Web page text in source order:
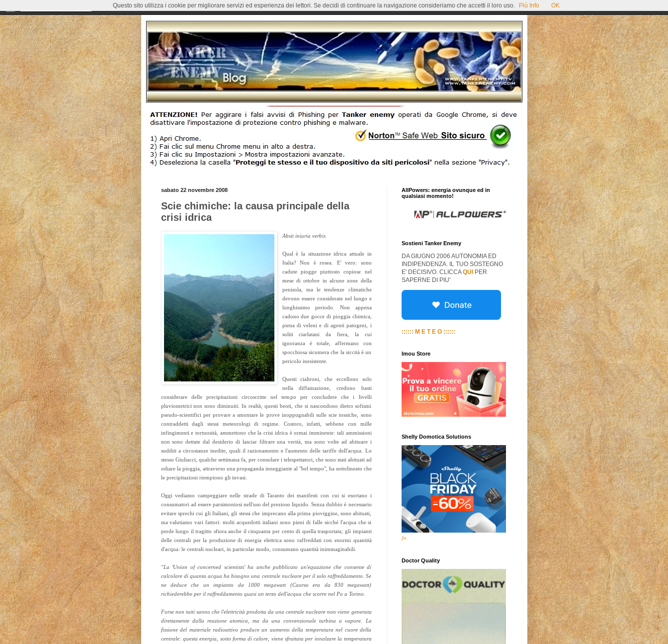
sabato 22 novembre 2008
Scie chimiche: la causa principale della
crisi idrica
Absit iniuria verbis
Qual è la situazione idrica attuale in
Italia? Non è rosea. E' vero: sono
cadute piogge piuttosto copiose nel
mese di ottobre in alcune zone della
penisola, ma le tendenze climatiche
devono essere considerate nel lungo e
lunghissimo periodo. Non appena
cadono due gocce di pioggia chimica,
piena di veleni e di agenti patogeni, i
soliti ciarlatani da fiera, la cui
ignoranza è totale, affermano con
spocchiosa sicumera che la siccità è un
pericolo inesistente.
Questi cialtroni, che eccellono solo
nella diffamazione, credono basti
considerare delle precipitazioni circoscritte nel tempo per concludere che i livelli
pluviometrici non sono diminuiti. In realtà, questi beoti, che si nascondono dietro sofismi
pseudo-scientifici per provare a smontare le prove inoppugnabili sulle scie tossiche, sono
contraddetti dagli stessi meteorologi di regime. Costoro, infatti, sebbene con mille
infingimenti e tortuosità, ammettono che la crisi idrica è ormai imminente: tali ammissioni
non sono dettate dal desiderio di lasciar filtrare una verità, ma sono volte ad abituare i
sudditi a circostanze inedite, quali il razionamento e l'aumento delle tariffe dell'acqua. Lo
stesso Giuliacci, qualche settimana fa, per consolare i telespettatori, che sono stati abituati ad
odiare la pioggia, attraverso una propaganda inneggiante al "bel tempo", ha sottolineato che
le precipitazioni riempiono gli invasi.
Oggi vediamo campeggiare nelle strade di Taranto dei manifesti con cui si esortano i
consumatori ad essere parsimoniosi nell'uso del prezioso liquido. Senza dubbio è necessario
evitare sprechi cui gli Italiani, gli stessi che imprecano alla prima pioviggine, sono abituati,
ma valutiamo vari fattori: molti acquedotti italiani sono pieni di falle sicché l'acqua che si
perde lungo il tragitto sfiora anche il cinquanta per cento di quella trasportata; gli impianti
delle centrali per la produzione di energia elettrica sono raffreddati con enormi quantità
d'acqua: le centrali nucleari, in particolar modo, consumano quantità inimmaginabili.
"La 'Union of concerned scientists' ha anche pubblicato un'equazione che consente di
calcolare di quanta acqua ha bisogno una centrale nucleare per il solo raffreddamento. Se
ne deduce che un impianto da 1000 megawatt (Caorso era da 830 megawatt)
richiederebbe per il raffreddamento quasi un terzo dell'acqua che scorre nel Po a Torino.
Forse non tutti sanno che l'elettricità prodotta da una centrale nucleare non viene generata
direttamente dalla reazione atomica, ma da una convenzionale turbina a vapore. La
fissione del materiale radioattivo produce un aumento della temperatura nel cuore della
centrale: questa energia, sotto forma di calore, viene sfruttata per innalzare la temperatura
AllPowers: energia ovunque ed in
qualsiasi momento!
Sostieni Tanker Enemy
DA GIUGNO 2006 AUTONOMIA ED
INDIPENDENZA. IL TUO SOSTEGNO
E' DECISIVO. CLICCAQUI
PER
SAPERNE DI PIU'
:::::: M E T E O ::::::
Imou Store
Shelly Domotica Solutions
/>
Doctor Quality
Questo sito utilizza i cookie per migliorare servizi ed esperienza dei lettori. Se decidi di continuare la navigazione consideriamo che accetti il loro uso. Più Info OK